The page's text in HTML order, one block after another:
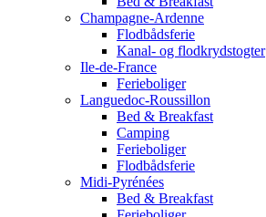
Champagne-Ardenne
Flodbådsferie
Kanal- og flodkrydstogter
Ile-de-France
Ferieboliger
Languedoc-Roussillon
Bed & Breakfast
Camping
Ferieboliger
Flodbådsferie
Midi-Pyrénées
Bed & Breakfast